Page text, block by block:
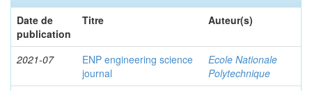
Date de
publication
Titre Auteur(s)
2021-07
ENP engineering science
journal
Ecole Nationale
Polytechnique